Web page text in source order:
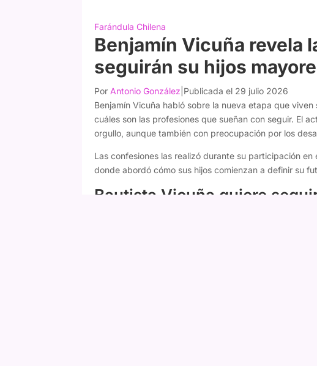
Farándula Chilena
Benjamín Vicuña revela
seguirán su hijos
Por Antonio González Publicada el 29 julio 2026
Benjamín Vicuña habló sobre la nueva etapa que viven
cuáles son las profesiones que sueñan con seguir. El
orgullo, aunque también con preocupación por los
Las confesiones las realizó durante su participación
donde abordó cómo sus hijos comienzan a definir su
Bautista Vicuña quiere